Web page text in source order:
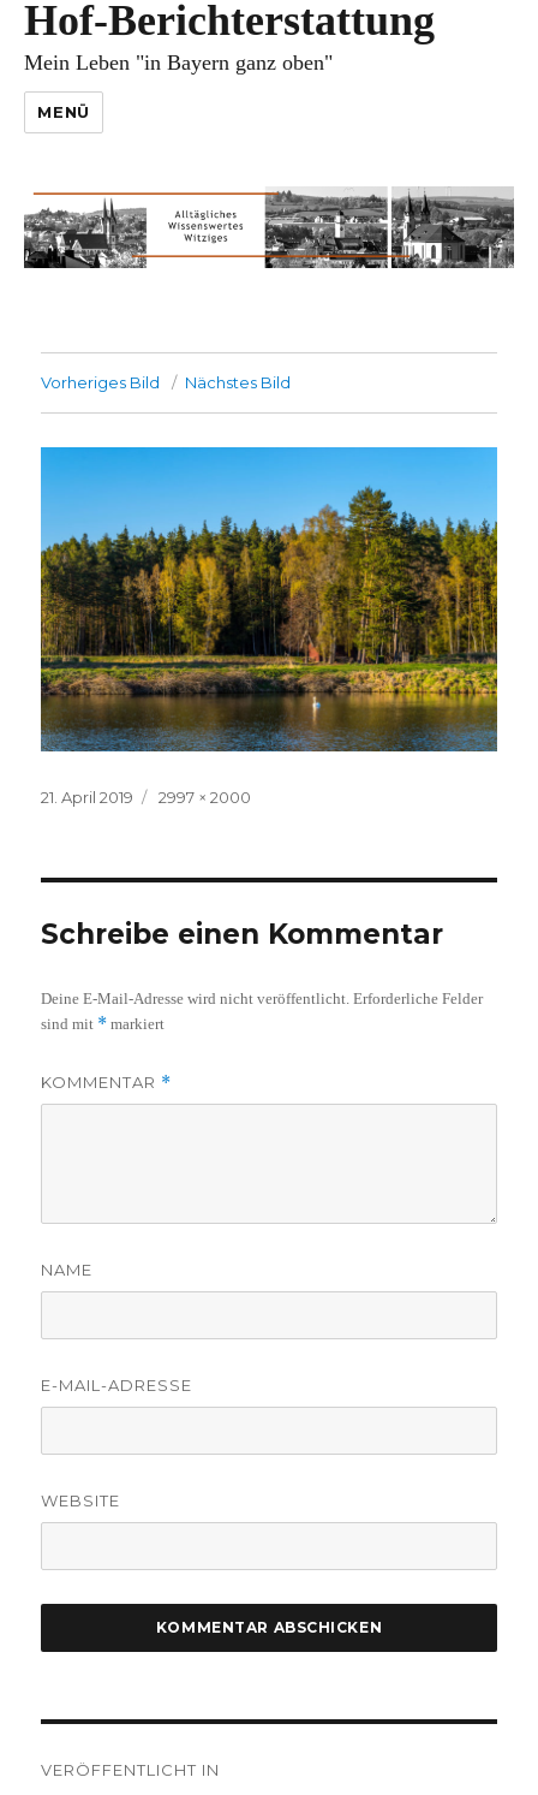
Hof-Berichterstattung
Mein Leben "in Bayern ganz oben"
MENÜ
Vorheriges Bild Nächstes Bild
Veröffentlicht
21. April 2019
Volle
2997 × 2000
Schreibe einen Kommentar
Deine E-Mail-Adresse wird nicht veröffentlicht. Erforderliche Felder
sind mit * markiert
KOMMENTAR *
NAME
E-MAIL-ADRESSE
WEBSITE
VERÖFFENTLICHT IN